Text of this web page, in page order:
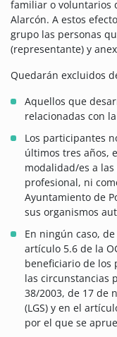
familiar o voluntarios
Alarcón. A estos
grupo las personas
(representante) y
Quedarán excluidos
Aquellos que
relacionadas con
Los participantes
últimos tres años,
modalidad/es a
profesional, ni
Ayuntamiento de
sus organismos
En ningún caso,
artículo 5.6 de la
beneficiario de los
las circunstancias
38/2003, de 17 de
(LGS) y en el
por el que se